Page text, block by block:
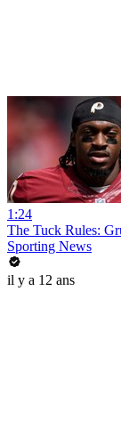
1:24
The Tuck Rules:
Sporting News
il y a 12 ans